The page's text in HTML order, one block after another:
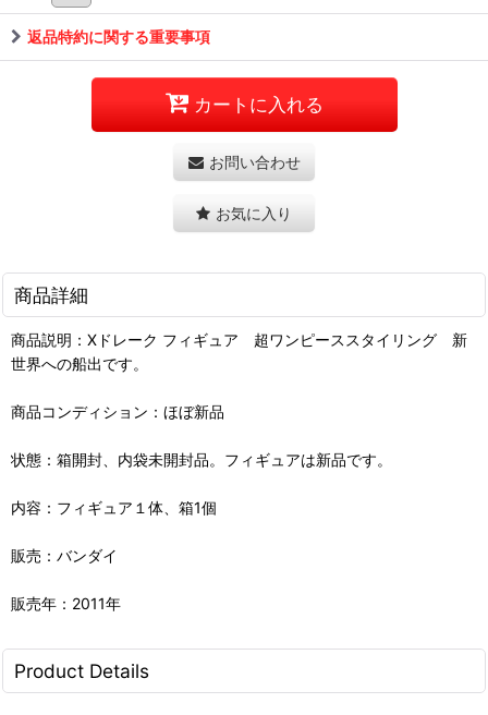
返品特約に関する重要事項
カートに入れる
お問い合わせ
お気に入り
商品詳細
商品説明：Xドレーク フィギュア 超ワンピーススタイリング 新
世界への船出です。
商品コンディション：ほぼ新品
状態：箱開封、内袋未開封品。フィギュアは新品です。
内容：フィギュア１体、箱1個
販売：バンダイ
販売年：2011年
Product Details